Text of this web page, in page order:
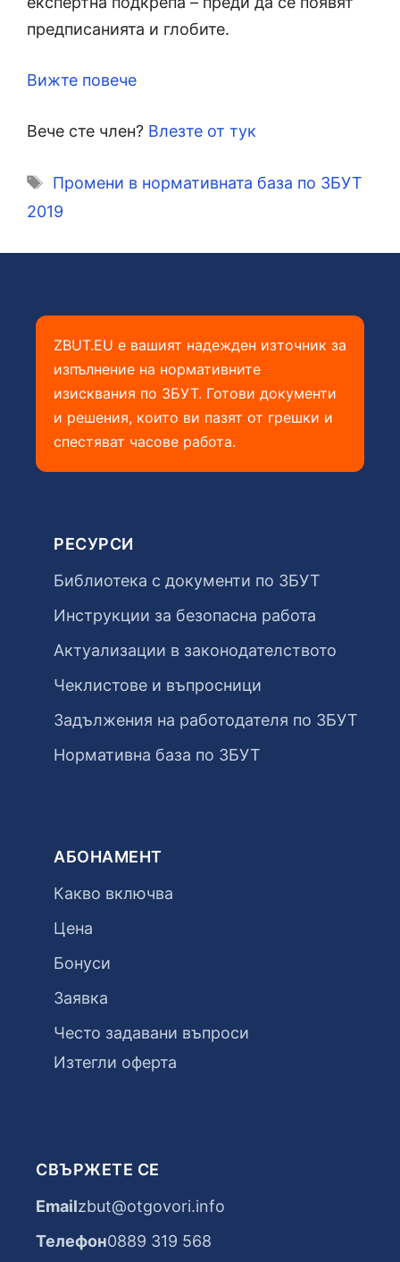
предписанията и глобите.
Вижте повече
Вече сте член? Влезте от тук
Етикети
Промени в нормативната база по ЗБУТ
2019
ZBUT.EU е вашият надежден източник за
изпълнение на нормативните
изисквания по ЗБУТ. Готови документи
и решения, които ви пазят от грешки и
спестяват часове работа.
РЕСУРСИ
Библиотека с документи по ЗБУТ
Инструкции за безопасна работа
Актуализации в законодателството
Чеклистове и въпросници
Задължения на работодателя по ЗБУТ
Нормативна база по ЗБУТ
АБОНАМЕНТ
Какво включва
Цена
Бонуси
Заявка
Често задавани въпроси
Изтегли оферта
СВЪРЖЕТЕ СЕ
Emailzbut@otgovori.info
Телефон0889 319 568